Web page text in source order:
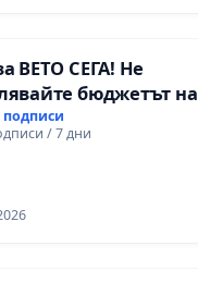
ВЕТО СЕГА! Не
бюджетът на
да открадне парите и
ни в тъмното
подписи
/ 7 дни